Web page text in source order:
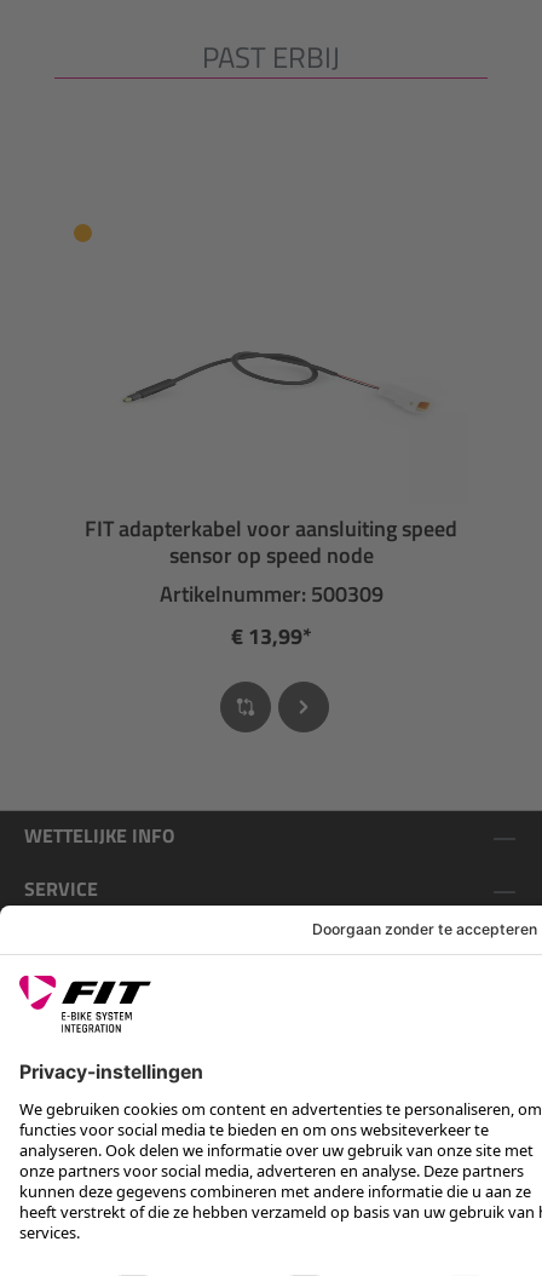
Productgalerij overslaanPAST ERBIJ
FIT adapterkabel voor aansluiting speed
sensor op speed node
Artikelnummer: 500309
€ 13,99*
WETTELIJKE INFO
SERVICE
*Aanbevolen verkoopprijs incl. btw, excl. verzendkosten